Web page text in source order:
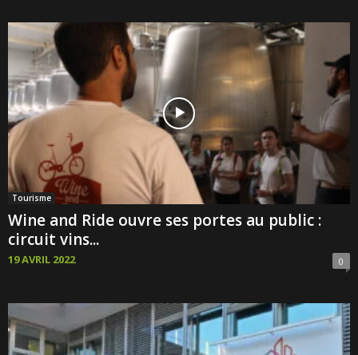
Tourisme
Wine and Ride ouvre ses portes au public :
circuit vins...
19 AVRIL 2022 0